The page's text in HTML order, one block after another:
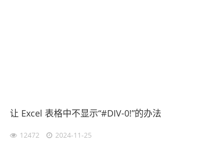
让 Excel 表格中不显示“#DIV-0!”的办法
12472 2024-11-25